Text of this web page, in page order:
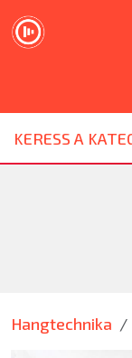
KERESS A
DJ ESZKÖZ
HANGTECHNIKA
EGYÉB
Hangtechnika